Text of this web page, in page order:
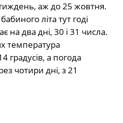
аж до 25 жовтня.
літа тут годі
на два дні, 30 і 31 числа.
температура
градусів, а погода
чотири дні, з 21